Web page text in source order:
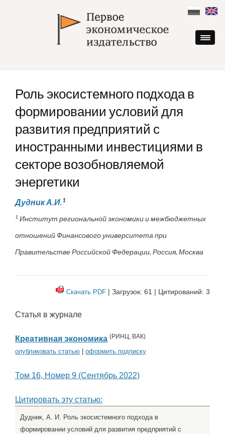
content
Роль экосистемного подхода в
формировании условий для
развития предприятий с
иностранными инвестициями в
секторе возобновляемой
энергетики
Дудник А.И.1
1 Институт региональной экономики и межбюджетных
отношений Финансового университета при
Правительстве Российской Федерации, Россия, Москва
Скачать PDF | Загрузок: 61 | Цитирований: 3
Статья в журнале
Креативная экономика (РИНЦ, ВАК)
опубликовать статью оформить подписку
Том 16, Номер 9 (Сентябрь 2022)
Цитировать эту статью:
Дудник, А. И. Роль экосистемного подхода в
формировании условий для развития предприятий с